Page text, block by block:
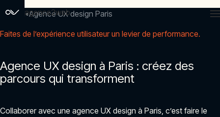
agence2web
Accueil Agence UX design Paris
Faites de l’expérience utilisateur un levier de performance.
Agence UX design à Paris : créez des
parcours qui transforment
Collaborer avec une agence UX design à Paris, c’est faire le